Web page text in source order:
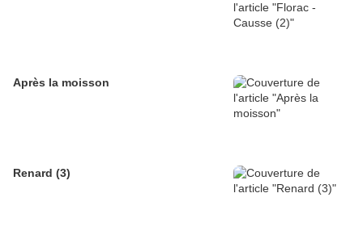
Après la moisson
Renard (3)